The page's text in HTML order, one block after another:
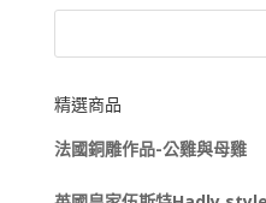
精選商品
法國銅雕作品-公雞與母雞